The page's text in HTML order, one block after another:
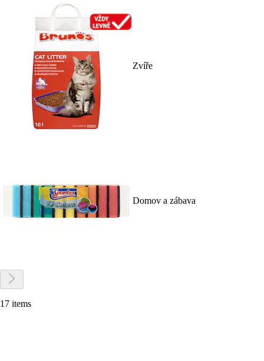
Zvíře
Domov a zábava
17 items